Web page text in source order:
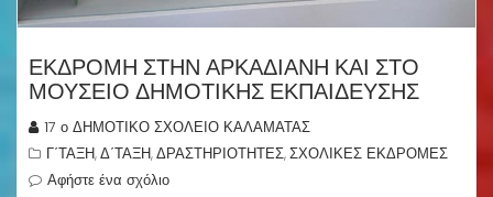
ΕΚΔΡΟΜΗ ΣΤΗΝ ΑΡΚΑΔΙΑΝΗ ΚΑΙ ΣΤΟ
ΜΟΥΣΕΙΟ ΔΗΜΟΤΙΚΗΣ ΕΚΠΑΙΔΕΥΣΗΣ
17 ο ΔΗΜΟΤΙΚΟ ΣΧΟΛΕΙΟ ΚΑΛΑΜΑΤΑΣ
Γ΄ΤΑΞΗ,Δ΄ΤΑΞΗ,ΔΡΑΣΤΗΡΙΟΤΗΤΕΣ,ΣΧΟΛΙΚΕΣ ΕΚΔΡΟΜΕΣ
Αφήστε ένα σχόλιο